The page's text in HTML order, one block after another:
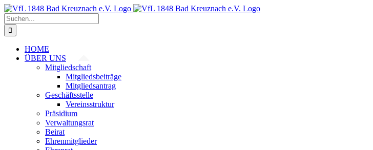
Zum
Inhalt
springen
Suche
nach:
HOME
ÜBER UNS
Mitgliedschaft
Mitgliedsbeiträge
Mitgliedsantrag
Geschäftsstelle
Vereinsstruktur
Präsidium
Verwaltungsrat
Beirat
Ehrenmitglieder